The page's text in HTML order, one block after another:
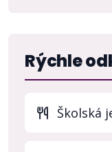
Rýchle
Školská